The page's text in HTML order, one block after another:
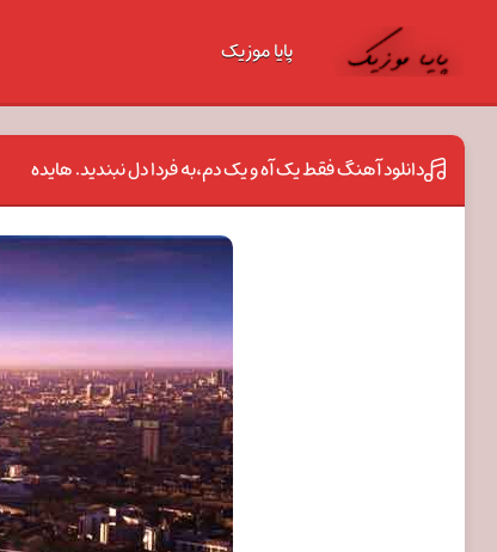
پایا موزیک
دانلود آهنگ فقط یک آه و یک دم،به فردا دل نبندید. هایده